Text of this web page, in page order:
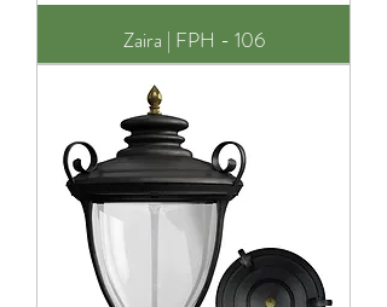
Zaira | FPH - 106